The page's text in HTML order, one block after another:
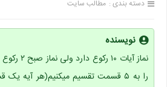
دسته بندی : مطالب سایت
نویسنده
نماز آیات
را به ۵ قسمت تقسیم میکنیم(هر آیه